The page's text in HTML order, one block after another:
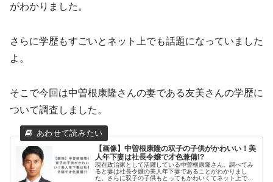
がわかりました。
さらに学歴もすごいとネット上でも話題になっていました
よ。
そこで今回は中曽根康隆さんの妻である友美さんの学歴に
ついて調査しました。
【画像】中曽根康隆の双子の子供がかわいい！美
人年下妻は社長令嬢で才色兼備!?
現在政治家として活躍している中曽根康隆さん。調べてみ
ると妻は社長令嬢の美人年下妻であることがわかりまし
た。さらに双子の子供もとってもかわいくてネット上でも